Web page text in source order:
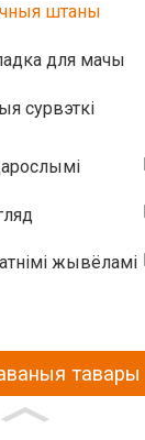
штаны
для мачы
сурвэткі
жывёламі
тавары